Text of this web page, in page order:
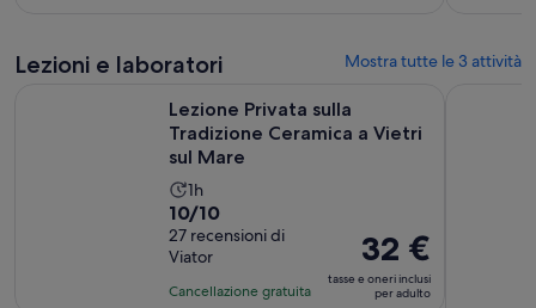
base
una
recensione
adulto
Lezioni e laboratori Mostra tutte le 3 attività
Lezione Privata sulla
Tradizione Ceramica a Vietri
sul Mare
L’attività
dura
Un’ora
1h
Valutazione
di
10.0
su
10/10
27 recensioni di
Viator
Cancellazione gratuita
Il
prezzo
è
32 €
tasse e oneri inclusi
per adulto